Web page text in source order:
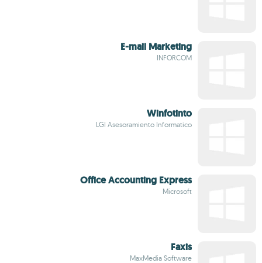
E-mail Marketing
INFORCOM
Winfotinto
LGI Asesoramiento Informatico
Office Accounting Express
Microsoft
Faxis
MaxMedia Software